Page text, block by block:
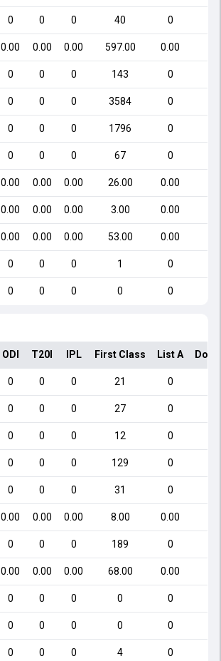
0 0 0 40 0
0.00 0.00 0.00 597.00 0.00
0 0 0 143 0
0 0 0 3584 0
0 0 0 1796 0
0 0 0 67 0
0.00 0.00 0.00 26.00 0.00
0.00 0.00 0.00 3.00 0.00
0.00 0.00 0.00 53.00 0.00
0 0 0 1 0
0 0 0 0 0
ODI T20I IPL First Class List A
0 0 0 21 0
0 0 0 27 0
0 0 0 12 0
0 0 0 129 0
0 0 0 31 0
0.00 0.00 0.00 8.00 0.00
0 0 0 189 0
0.00 0.00 0.00 68.00 0.00
0 0 0 0 0
0 0 0 0 0
0 0 0 4 0